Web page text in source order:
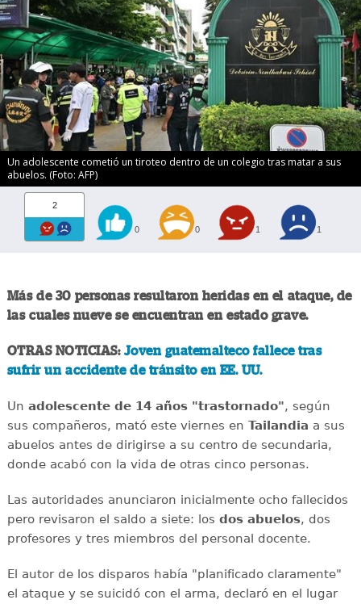
Un adolescente cometió un tiroteo dentro de un colegio tras matar a sus
abuelos. (Foto: AFP)
2
0 0 1 1
Más de 30 personas resultaron heridas en el ataque, de
las cuales nueve se encuentran en estado grave.
OTRAS NOTICIAS: Joven guatemalteco fallece tras
sufrir un accidente de tránsito en EE. UU.
Un adolescente de 14 años "trastornado", según
sus compañeros, mató este viernes en Tailandia a sus
abuelos antes de dirigirse a su centro de secundaria,
donde acabó con la vida de otras cinco personas.
Las autoridades anunciaron inicialmente ocho fallecidos
pero revisaron el saldo a siete: los dos abuelos, dos
profesores y tres miembros del personal docente.
El autor de los disparos había "planificado claramente"
el ataque y se suicidó con el arma, declaró en el lugar